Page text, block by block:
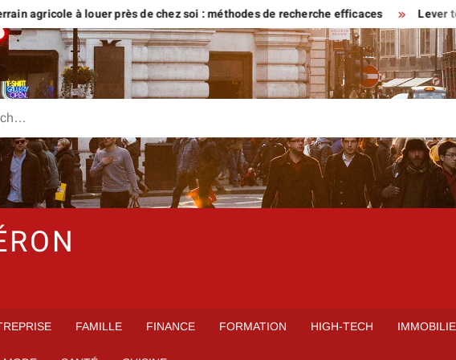
à louer près de chez soi : méthodes de recherche efficaces Lever tôt ou
FAMILLE FINANCE FORMATION HIGH-TECH